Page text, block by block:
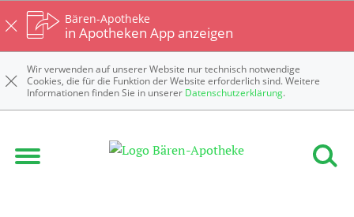
Bären-Apotheke
in Apotheken App anzeigen
Wir verwenden auf unserer Website nur technisch notwendige
Cookies, die für die Funktion der Website erforderlich sind. Weitere
Informationen finden Sie in unserer Datenschutzerklärung.